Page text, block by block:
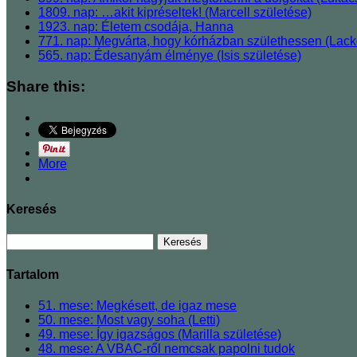
1809. nap: …akit kipréseltek! (Marcell születése)
1923. nap: Életem csodája, Hanna
771. nap: Megvárta, hogy kórházban születhessen
565. nap: Édesanyám élménye (Isis születése)
Share this:
More
Keresés
Tartalom
51. mese: Megkésett, de igaz mese
50. mese: Most vagy soha (Letti)
49. mese: Így igazságos (Marilla születése)
48. mese: A VBAC-ről nemcsak papolni tudok